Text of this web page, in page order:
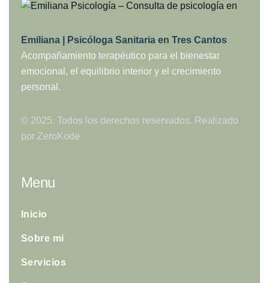
Emiliana | Psicóloga Sanitaria en Tres Cantos
Acompañamiento terapéutico para el bienestar
emocional, el equilibrio interior y el crecimiento
personal.
© 2025. Todos los derechos reservados. Realizado
por ZeroKode
Menu
Inicio
Sobre mi
Servicios